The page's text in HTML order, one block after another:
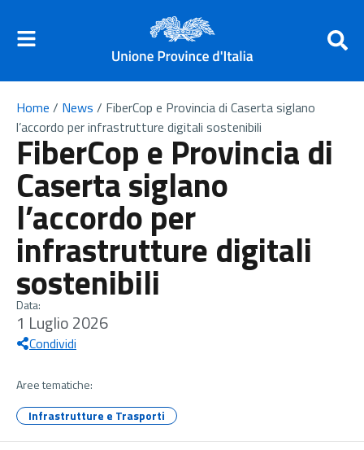
Home / News / FiberCop e Provincia di Caserta siglano
l’accordo per infrastrutture digitali sostenibili
FiberCop e Provincia di
Caserta siglano
l’accordo per
infrastrutture digitali
sostenibili
Data:
1 Luglio 2026
Condividi
Aree tematiche:
Infrastrutture e Trasporti